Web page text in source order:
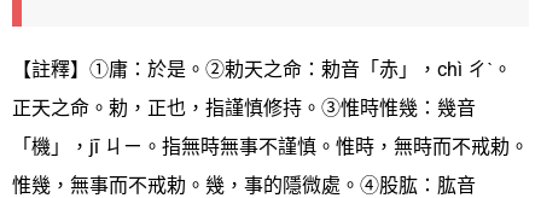
【註釋】①庸：於是。②勅天之命：勅音「赤」，chì ㄔˋ。
正天之命。勅，正也，指謹慎修持。③惟時惟幾：幾音
「機」，jī ㄐㄧ。指無時無事不謹慎。惟時，無時而不戒勅。
惟幾，無事而不戒勅。幾，事的隱微處。④股肱：肱音